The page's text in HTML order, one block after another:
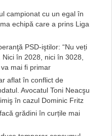
campionat cu un egal în
echipă care a prins Liga
PSD-iştilor: “Nu veți
în 2028, nici în 3028,
mai fi primar
aflat în conflict de
Avocatul Toni Neacşu
în cazul Dominic Fritz
grădini în curțile mai